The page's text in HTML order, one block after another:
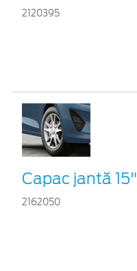
2120395
Capac jantă 15"
2162050